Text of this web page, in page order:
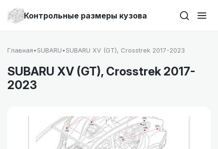
Контрольные размеры кузова
Главная•SUBARU•SUBARU XV (GT), Crosstrek 2017-2023
SUBARU XV (GT), Crosstrek 2017-
2023